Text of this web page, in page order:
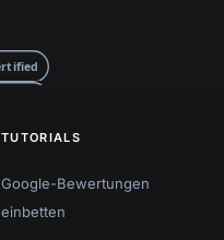
TUTORIALS
Google-Bewertungen
einbetten